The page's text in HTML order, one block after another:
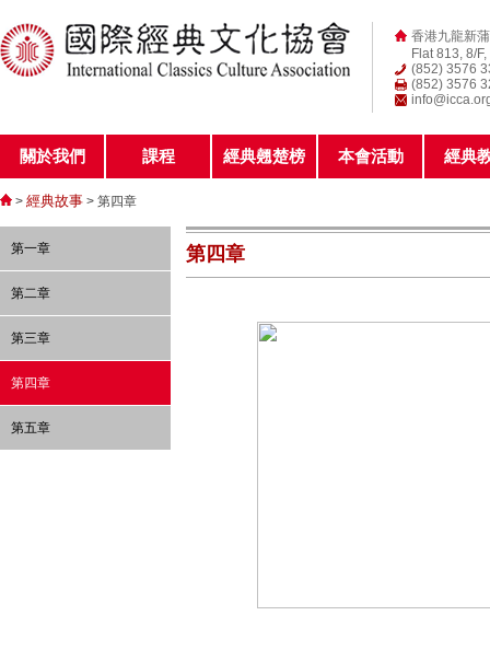
香港九龍新
Flat 813, 8/
(852) 3576
(852) 3576
關於我們 課程 經典翹楚榜 本會活動 經典
> 經典故事 > 第四章
第一章
第二章
第三章
第四章
第五章
第四章